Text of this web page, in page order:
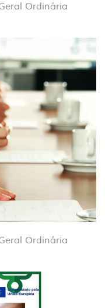
Ordinária
Ordinária